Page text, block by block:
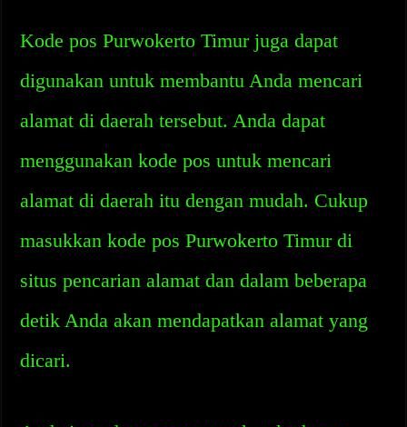
Kode pos Purwokerto Timur juga dapat
digunakan untuk membantu Anda mencari
alamat di daerah tersebut. Anda dapat
menggunakan kode pos untuk mencari
alamat di daerah itu dengan mudah. Cukup
masukkan kode pos Purwokerto Timur di
situs pencarian alamat dan dalam beberapa
detik Anda akan mendapatkan alamat yang
dicari.